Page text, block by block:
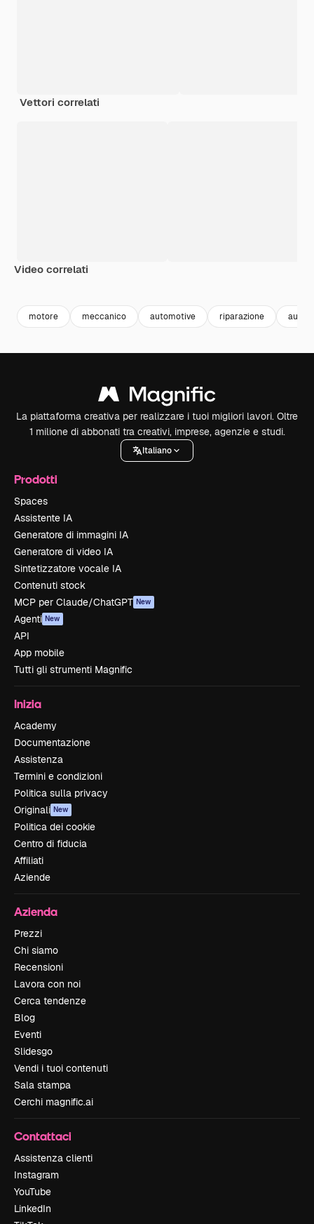
Vettori correlati
Video correlati
motore meccanico automotive riparazione
La piattaforma creativa per realizzare i tuoi migliori lavori. Oltre
1 milione di abbonati tra creativi, imprese, agenzie e studi.
Italiano
Prodotti
Spaces
Assistente IA
Generatore di immagini IA
Generatore di video IA
Sintetizzatore vocale IA
Contenuti stock
MCP per Claude/ChatGPT New
Agenti New
API
App mobile
Tutti gli strumenti Magnific
Inizia
Academy
Documentazione
Assistenza
Termini e condizioni
Politica sulla privacy
Originali New
Politica dei cookie
Centro di fiducia
Affiliati
Aziende
Azienda
Prezzi
Chi siamo
Recensioni
Lavora con noi
Cerca tendenze
Blog
Eventi
Slidesgo
Vendi i tuoi contenuti
Sala stampa
Cerchi magnific.ai
Contattaci
Assistenza clienti
Instagram
YouTube
LinkedIn